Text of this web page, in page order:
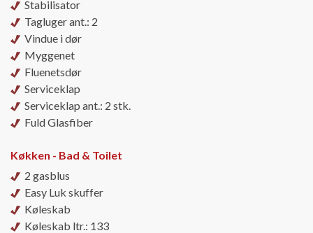
Stabilisator
Tagluger ant.: 2
Vindue i dør
Myggenet
Fluenetsdør
Serviceklap
Serviceklap ant.: 2 stk.
Fuld Glasfiber
Køkken - Bad & Toilet
2 gasblus
Easy Luk skuffer
Køleskab
Køleskab ltr.: 133